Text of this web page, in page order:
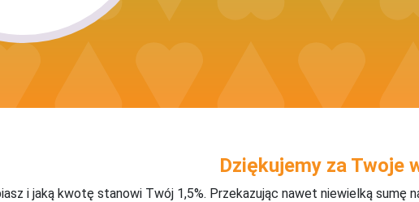
Dziękujemy za Twoje
i jaką kwotę stanowi Twój 1,5%. Przekazując nawet niewielką sumę